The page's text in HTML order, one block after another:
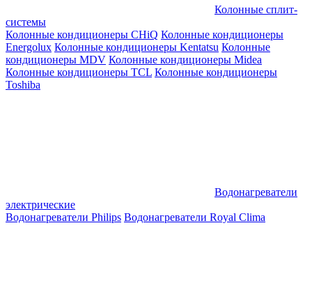
Колонные сплит-
системы
Колонные кондиционеры CHiQ Колонные кондиционеры
Energolux Колонные кондиционеры Kentatsu Колонные
кондиционеры MDV Колонные кондиционеры Midea
Колонные кондиционеры TCL Колонные кондиционеры
Toshiba
Водонагреватели
электрические
Водонагреватели Philips Водонагреватели Royal Clima